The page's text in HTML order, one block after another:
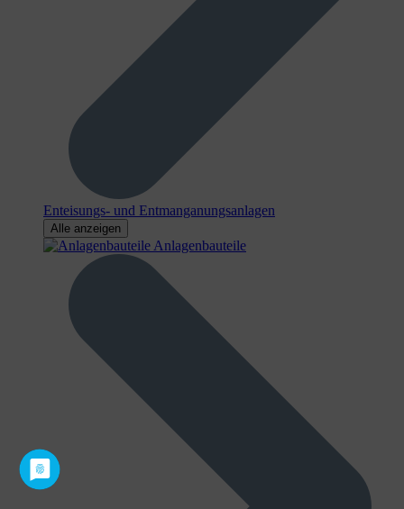
Enteisungs- und Entmanganungsanlagen
Alle anzeigen
Anlagenbauteile